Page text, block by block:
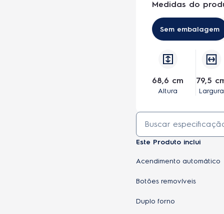
Medidas do
Sem embalagem
68,6 cm
Altura
79,5
Largura
Este Produto inclui
Acendimento automático
Botões removíveis
Duplo forno